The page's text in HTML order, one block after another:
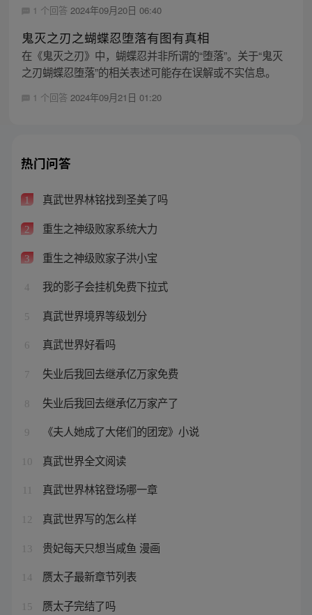
1 个回答 2024年09月20日 06:40
鬼灭之刃之蝴蝶忍堕落有图有真相
在《鬼灭之刃》中，蝴蝶忍并非所谓的“堕落”。关于“鬼灭
之刃蝴蝶忍堕落”的相关表述可能存在误解或不实信息。
1 个回答 2024年09月21日 01:20
热门问答
1 真武世界林铭找到圣美了吗
2 重生之神级败家系统大力
3 重生之神级败家子洪小宝
4 我的影子会挂机免费下拉式
5 真武世界境界等级划分
6 真武世界好看吗
7 失业后我回去继承亿万家免费
8 失业后我回去继承亿万家产了
9 《夫人她成了大佬们的团宠》小说
10 真武世界全文阅读
真武世界林铭登场哪一章
12 真武世界写的怎么样
13 贵妃每天只想当咸鱼 漫画
14 赝太子最新章节列表
15 赝太子完结了吗